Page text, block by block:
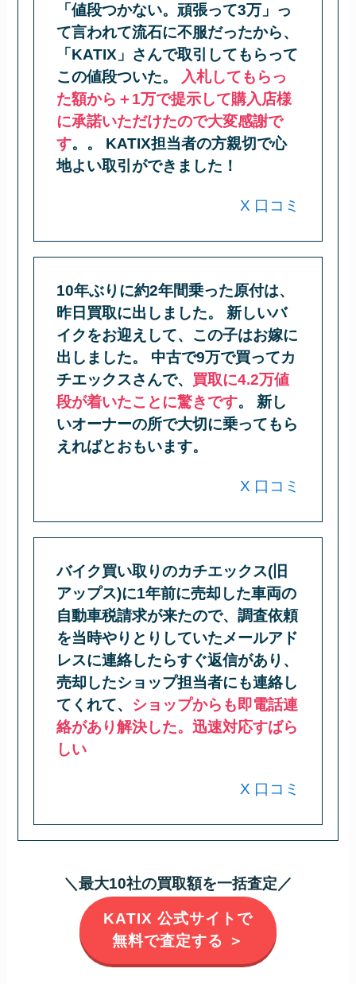
「値段つかない。頑張って3万」っ
て言われて流石に不服だったから、
「KATIX」さんで取引してもらって
この値段ついた。
入札してもらっ
た額から＋1万で提示して購入店様
に承諾いただけたので大変感謝で
す。。 KATIX担当者の方親切で心
地よい取引ができました！
X 口コミ
10年ぶりに約2年間乗った原付は、
昨日買取に出しました。 新しいバ
イクをお迎えして、この子はお嫁に
出しました。 中古で9万で買ってカ
チエックスさんで、 買取に4.2万値
段が着いたことに驚きです。 新し
いオーナーの所で大切に乗ってもら
えればとおもいます。
X 口コミ
バイク買い取りのカチエックス(旧
アップス)に1年前に売却した車両の
自動車税請求が来たので、調査依頼
を当時やりとりしていたメールアド
レスに連絡したらすぐ返信があり、
売却したショップ担当者にも連絡し
てくれて、 ショップからも即電話連
絡があり解決した。迅速対応すばら
しい
X 口コミ
＼最大10社の買取額を一括査定／
KATIX 公式サイトで
無料で査定する ＞